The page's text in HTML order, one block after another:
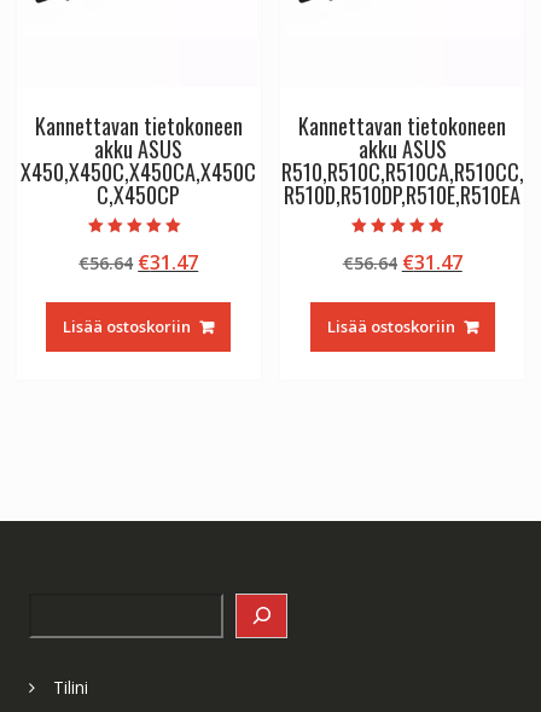
Kannettavan tietokoneen
akku ASUS
X450,X450C,X450CA,X450C
C,X450CP
tuotteesta:
5.00
€56.64 Alkuperäinen
oli:
€56.64.
€31.47Nykyinen
on:
€31.47.
Lisää ostoskoriin
Kannettavan tietokoneen
akku ASUS
R510,R510C,R510CA,R510CC,
R510D,R510DP,R510E,R510EA
tuotteesta:
4.50
€56.64 Alkuperäinen
oli:
€56.64.
€31.47
on:
€31.47.
Lisää ostoskoriin
Tilini